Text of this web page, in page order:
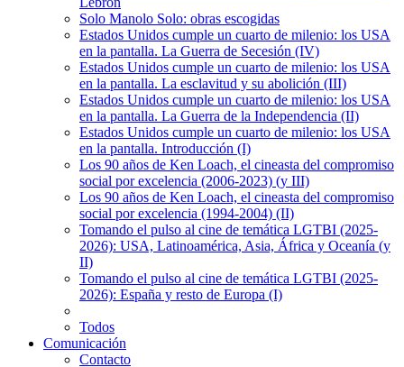
Solo Manolo Solo: obras escogidas
Estados Unidos cumple un cuarto de milenio: los USA
en la pantalla. La Guerra de Secesión (IV)
Estados Unidos cumple un cuarto de milenio: los USA
en la pantalla. La esclavitud y su abolición (III)
Estados Unidos cumple un cuarto de milenio: los USA
en la pantalla. La Guerra de la Independencia (II)
Estados Unidos cumple un cuarto de milenio: los USA
en la pantalla. Introducción (I)
Los 90 años de Ken Loach, el cineasta del compromiso
social por excelencia (2006-2023) (y III)
Los 90 años de Ken Loach, el cineasta del compromiso
social por excelencia (1994-2004) (II)
Tomando el pulso al cine de temática LGTBI (2025-
2026): USA, Latinoamérica, Asia, África y Oceanía (y
II)
Tomando el pulso al cine de temática LGTBI (2025-
2026): España y resto de Europa (I)
Todos
Comunicación
Contacto